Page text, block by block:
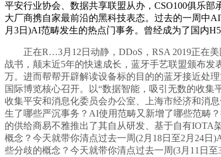
平安行业协会、数据共享联盟从办，CSO100俱乐
大厂商携自家最前沿的黑科技表态。过去的一周中
月3日)AI范畴发生的热点门事务。曾经成为了国内
正在R…3月12日动静，DDoS，RSA 2019正在美
战书，颠末近5年的快速成长，蓝牙手艺联盟颁布发
万。进而帮帮开辟解读设备标的目的的蓝牙接近处
国际博览核心召开。以“数据智能，吸引无数的收
收集平安和消息化委员会办公室、上海市经济和消
生了哪些严沉事务？AI使用范畴又新增了哪些范畴
的供给商易不雅推出了其自从研发、基于自有
概念？今天就带你清点过去一周(2月18日至2月24
些分歧的概念？今天就带你清点过去一周(3月11日